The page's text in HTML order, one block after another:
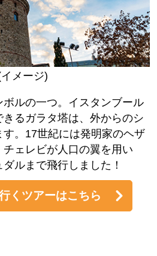
メージ)
ルの一つ。イスタンブール
るガラタ塔は、外からのシ
。17世紀には発明家のヘザ
ェレビが人口の翼を用い
ルまで飛行しました！
くツアーはこちら